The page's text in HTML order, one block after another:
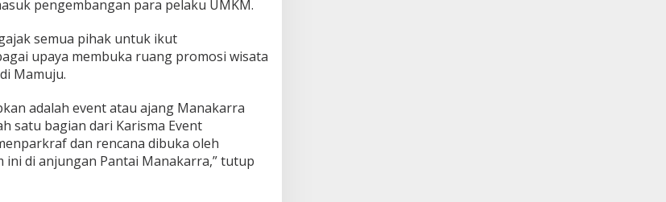
pengembangan para pelaku UMKM.
semua pihak untuk ikut
upaya membuka ruang promosi wisata
Mamuju.
adalah event atau ajang Manakarra
satu bagian dari Karisma Event
dan rencana dibuka oleh
ini di anjungan Pantai Manakarra,” tutup